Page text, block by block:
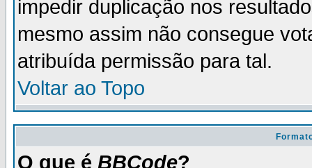
impedir duplicação nos
mesmo assim não consegue
atribuída permissão para tal.
Voltar ao Topo
O que é BBCode?